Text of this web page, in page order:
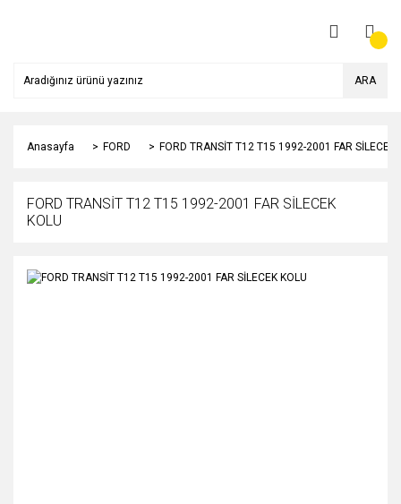
ARA
Anasayfa FORD FORD TRANSİT T12 T15 1992-2001 FAR SİLECEK
FORD TRANSİT T12 T15 1992-2001 FAR SİLECEK
KOLU